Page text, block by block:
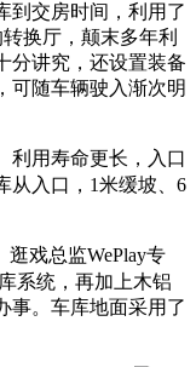
交房时间，利用了
换厅，颠末多年利
分讲究，还设置装备
可随车辆驶入渐次明
用寿命更长，入口
从入口，1米缓坡、6
戏总监WePlay专
系统，再加上木铝
事。车库地面采用了